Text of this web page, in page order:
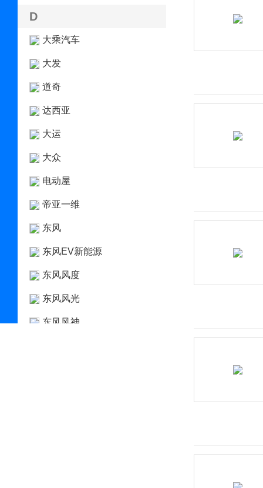
D
大乘汽车
大发
道奇
达西亚
大运
大众
电动屋
帝亚一维
东风
东风EV新能源
东风风度
东风风光
东风风神